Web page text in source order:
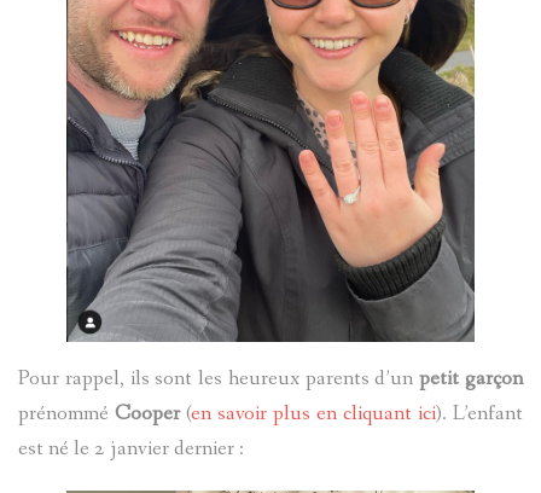
Pour rappel, ils sont les heureux parents d’unpetit garçon
prénommé Cooper(en savoir plus en cliquant ici). L’enfant
est né le 2 janvier dernier :